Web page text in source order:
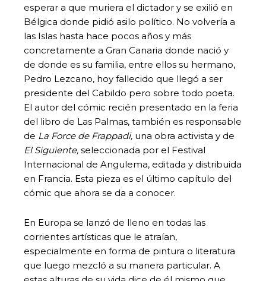
esperar a que muriera el dictador y se exilió en
Bélgica donde pidió asilo político. No volvería a
las Islas hasta hace pocos años y más
concretamente a Gran Canaria donde nació y
de donde es su familia, entre ellos su hermano,
Pedro Lezcano, hoy fallecido que llegó a ser
presidente del Cabildo pero sobre todo poeta.
El autor del cómic recién presentado en la feria
del libro de Las Palmas, también es responsable
de La Force de Frappadi, una obra activista y de
El Siguiente, seleccionada por el Festival
Internacional de Angulema, editada y distribuida
en Francia. Esta pieza es el último capítulo del
cómic que ahora se da a conocer.
En Europa se lanzó de lleno en todas las
corrientes artísticas que le atraían,
especialmente en forma de pintura o literatura
que luego mezcló a su manera particular. A